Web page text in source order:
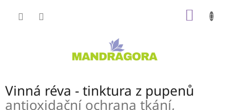
Vinná réva - tinktura z pupenů
antioxidační ochrana tkání,